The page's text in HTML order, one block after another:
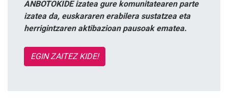
ANBOTOKIDE izatea gure komunitatearen parte
izatea da, euskararen erabilera sustatzea eta
herrigintzaren aktibazioan pausoak ematea.
EGIN ZAITEZ KIDE!